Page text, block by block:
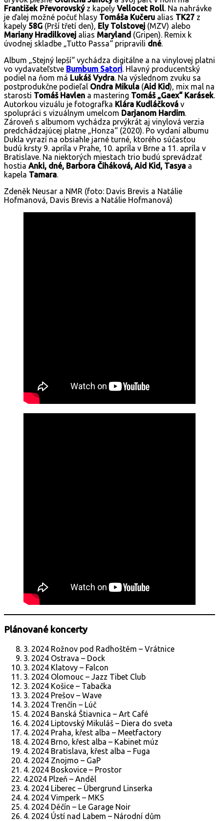
František Převorovský z kapely Vellocet Roll. Na nahrávke
je ďalej možné počuť hlasy Tomáša Kučeru alias TK27 z
kapely 58G (Prší třetí den), Ely Tolstovej (MZV) alebo
Mariany Hradilkovej alias Maryland (Gripen). Remix k
úvodnej skladbe „Tutto Passa“ pripravili dné.
Album „Stejný lepší“ vychádza digitálne a na vinylovej platni
vo vydavateľstve Bumbum Satori. Hlavný producentský
podiel na ňom má Lukáš Vydra. Na výslednom zvuku sa
postprodukčne podieľal Ondra Mikula (Aid Kid), mix mal na
starosti Tomáš Havlen a mastering Tomáš „Gaex“ Karásek.
Autorkou vizuálu je fotografka Klára Kudláčková v
spolupráci s vizuálnym umelcom Darjanom Hardim.
Zároveň s albumom vychádza prvýkrát aj vinylová verzia
predchádzajúcej platne „Honza“ (2020). Po vydaní albumu
Dukla vyrazí na obsiahle jarné turné, ktorého súčasťou
budú krsty 9. apríla v Prahe, 10. apríla v Brne a 11. apríla v
Bratislave. Na niektorých miestach trio budú sprevádzať
hostia Anki, dné, Barbora Čiháková, Aid Kid, Tasya a
kapela Tamara.
Zdeněk Neusar a NMR (foto: Davis Brevis a Natálie
Hofmanová, Davis Brevis a Natálie Hofmanová)
Plánované koncerty
3. 2024 Rožnov pod Radhoštěm – Vrátnice
3. 2024 Ostrava – Dock
3. 2024 Klatovy – Falcon
3. 2024 Olomouc – Jazz Tibet Club
3. 2024 Košice – Tabačka
3. 2024 Prešov – Wave
3. 2024 Trenčín – Lúč
4. 2024 Banská Štiavnica – Art Café
4. 2024 Liptovský Mikuláš – Diera do sveta
4. 2024 Praha, křest alba – Meetfactory
4. 2024 Brno, křest alba – Kabinet múz
4. 2024 Bratislava, křest alba – Fuga
4. 2024 Znojmo – GaP
4. 2024 Boskovice – Prostor
4.2024 Plzeň – Anděl
4. 2024 Liberec – Übergrund Linserka
4. 2024 Vimperk – MKS
4. 2024 Děčín – Le Garage Noir
4. 2024 Ústí nad Labem – Národní dům